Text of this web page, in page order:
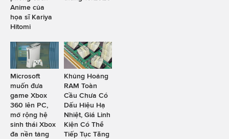
Anime của
họa sĩ Kariya
Hitomi
Microsoft
muốn đưa
game Xbox
360 lên PC,
mở rộng hệ
sinh thái Xbox
đa nền tảng
Khủng Hoảng
RAM Toàn
Cầu Chưa Có
Dấu Hiệu Hạ
Nhiệt, Giá Linh
Kiện Có Thể
Tiếp Tục Tăng